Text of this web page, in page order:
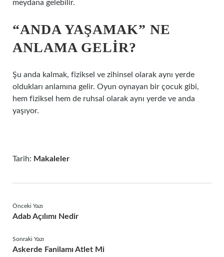
meydana gelebilir.
“ANDA YAŞAMAK” NE
ANLAMA GELIR?
Şu anda kalmak, fiziksel ve zihinsel olarak aynı yerde
oldukları anlamına gelir. Oyun oynayan bir çocuk gibi,
hem fiziksel hem de ruhsal olarak aynı yerde ve anda
yaşıyor.
Tarih: Makaleler
Önceki Yazı
Adab Açılımı Nedir
Sonraki Yazı
Askerde Fanilamı Atlet Mi